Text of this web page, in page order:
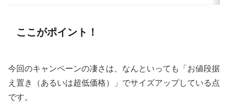
ここがポイント！
今回のキャンペーンの凄さは、なんといっても「お値段据
え置き（あるいは超低価格）」でサイズアップしている点
です。